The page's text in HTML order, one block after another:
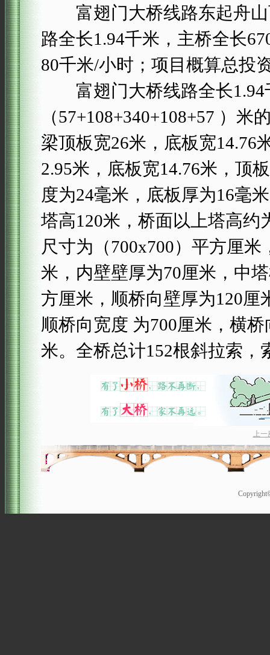
富翅门大桥线路东起舟山
路全长1.94千米，主桥全长
80千米/小时；项目概算总投
富翅门大桥线路全长1.94
（57+108+340+108+57 ）
梁顶板宽26米，底板宽14.76
2.95米，底板宽14.76米，顶
度为24毫米，底板厚为16毫
塔高120米，桥面以上塔高约
尺寸为（700x700）平方厘
米，内壁壁厚为70厘米，中
方厘米，顺桥向壁厚为120厘
顺桥向宽度 为700厘米，横
米。全桥总计152根斜拉索，
上一